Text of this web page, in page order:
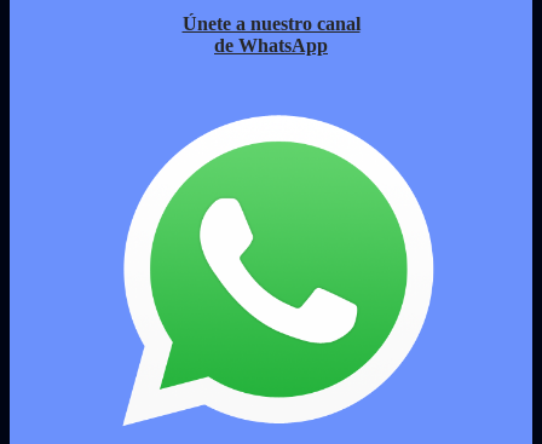
Únete a nuestro canal
de WhatsApp